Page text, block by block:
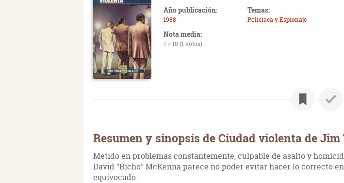
Año publicación:
1988
Temas:
Policíaca y Espionaje
Nota media:
7 / 10 (1 votos)
Resumen y sinopsis de Ciudad violenta de
Metido en problemas constantemente, culpable de asalto y
David "Bicho" McKenna parece no poder evitar hacer lo correcto
equivocado.